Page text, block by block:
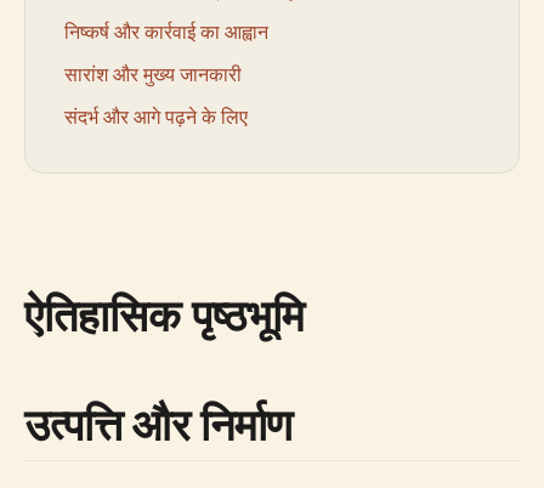
निष्कर्ष और कार्रवाई का आह्वान
सारांश और मुख्य जानकारी
संदर्भ और आगे पढ़ने के लिए
ऐतिहासिक पृष्ठभूमि
उत्पत्ति और निर्माण